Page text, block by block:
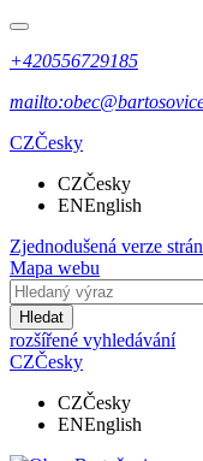
+420556729185
CZČesky
CZČesky
ENEnglish
Zjednodušená verze
Mapa webu
Hledat
rozšířené vyhledávání
CZČesky
CZČesky
ENEnglish